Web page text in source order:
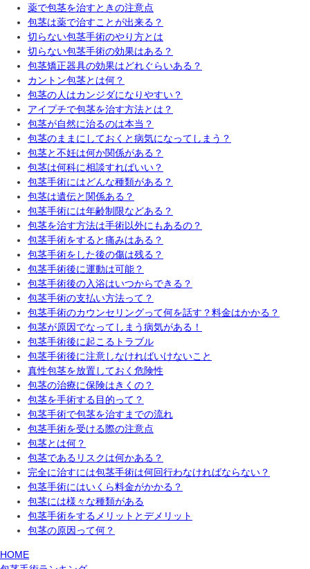
薬で包茎を治すときの注意点
包茎は薬で治すことが出来る？
切らない包茎手術のやり方とは
切らない包茎手術の効果はある？
包茎矯正器具の効果はどれぐらいある？
カントン包茎とは何？
包茎の人はカンジダになりやすい？
アイプチで包茎を治す方法とは？
包茎が自然に治るのは本当？
包茎のままにしておくと病気になってしまう？
包茎と不妊は何か関係がある？
包茎は何科に相談すればいい？
包茎手術にはどんな種類がある？
包茎は遺伝と関係ある？
包茎手術には年齢制限などある？
包茎を治す方法は手術以外にもあるの？
包茎手術をすると痛みはある？
包茎手術をした後の傷は残る？
包茎手術後に運動は可能？
包茎手術後の入浴はいつからできる？
包茎手術の支払い方法って？
包茎手術のカウンセリングって何を話す？料金はかかる？
包茎が原因でなってしまう病気がある！
包茎手術後に起こるトラブル
包茎手術後に注意しなければいけないこと
真性包茎を放置しておく危険性
包茎の治療に保険はきくの？
包茎を手術する目的って？
包茎手術で包茎を治すまでの流れ
包茎手術を受ける際の注意点
包茎とは何？
包茎であるリスクは何かある？
完全に治すには包茎手術は何回行わなければならない？
包茎手術にはいくら料金がかかる？
包茎には様々な種類がある
包茎手術をするメリットとデメリット
包茎の原因って何？
HOME